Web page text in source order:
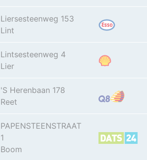
Liersesteenweg 153
Lint
Lintsesteenweg 4
Lier
'S Herenbaan 178
Reet
PAPENSTEENSTRAAT
1
Boom